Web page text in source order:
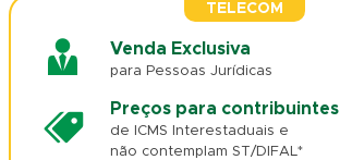
TELECOM
Venda Exclusiva
para Pessoas Jurídicas
Preços para contribuintes
de ICMS Interestaduais e
não contemplam ST/DIFAL*